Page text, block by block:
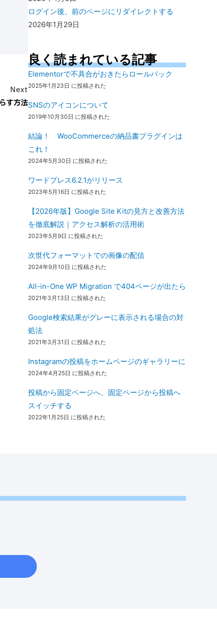
Next
す方法
ログイン後、前のページにリダイレクトする
2026年1月29日
良く読まれている記事
Elementorで不具合がおきたらロールバック
2025年1月23日 に投稿された
SNSのアイコンについて
2019年10月30日 に投稿された
結論！ WooCommerceの納品書プラグインは
これ！
2024年5月30日 に投稿された
ワードプレス6.2.1がリリース
2023年5月16日 に投稿された
【2026年版】Google Site Kitの見方と改善方法
を徹底解説｜アクセス解析の活用術
2023年5月9日 に投稿された
次世代フォーマットでの画像の配信
2024年9月10日 に投稿された
All-in-One WP Migration で404ページが出たら
2021年3月13日 に投稿された
Google検索結果がグレーに表示される場合の対
処法
2021年3月31日 に投稿された
Instagramの投稿をホームページのギャラリーに
2024年4月25日 に投稿された
投稿から固定ページへ、固定ページから投稿へ
スイッチする
2022年1月25日 に投稿された